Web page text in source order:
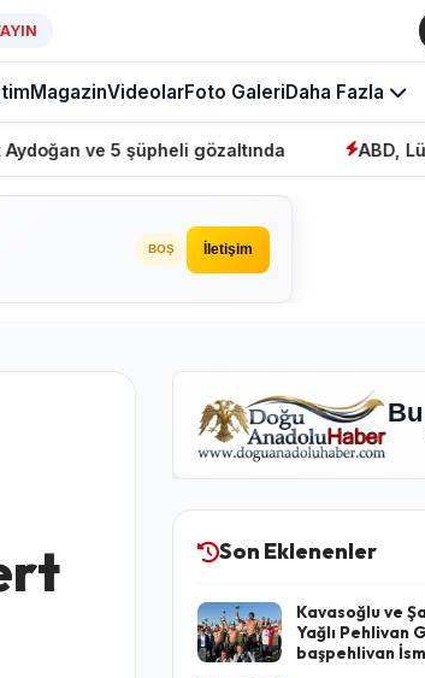
MagazinVideolarFoto GaleriDaha Fazla
5 şüpheli gözaltında ABD,
BOŞ İletişim
Son Eklenenler
Kavasoğlu ve
Yağlı Pehlivan
başpehlivan